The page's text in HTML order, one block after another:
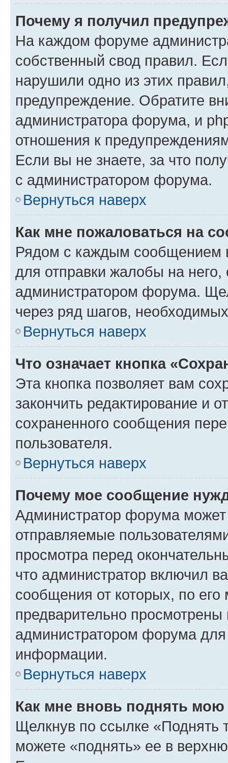
Почему я получил
На каждом форуме
собственный свод правил.
нарушили одно из этих
предупреждение. Обратите
администратора форума, и
отношения к
Если вы не знаете, за что
с администратором форума.
Вернуться наверх
Как мне пожаловаться на
Рядом с каждым сообщением
для отправки жалобы на
администратором форума.
через ряд шагов,
Вернуться наверх
Что означает кнопка
Эта кнопка позволяет вам
закончить редактирование и
сохраненного сообщения
пользователя.
Вернуться наверх
Почему мое сообщение
Администратор форума
отправляемые
просмотра перед
что администратор включил
сообщения от которых, по
предварительно
администратором форума
информации.
Вернуться наверх
Как мне вновь поднять мою
Щелкнув по ссылке «Поднять
можете «поднять» ее в